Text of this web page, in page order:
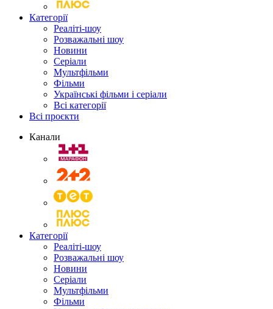
Категорії
Реаліті-шоу
Розважальні шоу
Новини
Серіали
Мультфільми
Фільми
Українські фільми і серіали
Всі категорії
Всі проєкти
Канали
Категорії
Реаліті-шоу
Розважальні шоу
Новини
Серіали
Мультфільми
Фільми